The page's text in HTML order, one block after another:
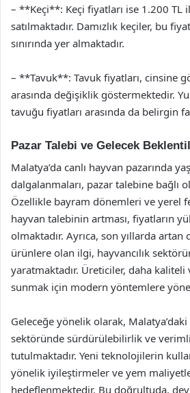
– **Keçi**: Keçi fiyatları ise 1.200 TL
satılmaktadır. Damızlık keçiler, bu
sınırında yer almaktadır.
– **Tavuk**: Tavuk fiyatları, cinsine
arasında değişiklik göstermektedir.
tavuğu fiyatları arasında da belirgin
Pazar Talebi ve Gelecek
Malatya’da canlı hayvan pazarında
dalgalanmaları, pazar talebine bağlı
Özellikle bayram dönemleri ve yerel
hayvan talebinin artması, fiyatların
olmaktadır. Ayrıca, son yıllarda
ürünlere olan ilgi, hayvancılık
yaratmaktadır. Üreticiler, daha kaliteli
sunmak için modern yöntemlere
Geleceğe yönelik olarak, Malatya’daki
sektöründe sürdürülebilirlik ve
tutulmaktadır. Yeni teknolojilerin
yönelik iyileştirmeler ve yem
hedeflenmektedir. Bu doğrultuda,